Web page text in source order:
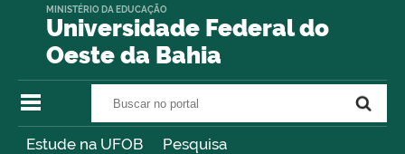
Universidade Federal do
Oeste da Bahia
MINISTÉRIO DA EDUCAÇÃO
Estude na UFOB
Pesquisa